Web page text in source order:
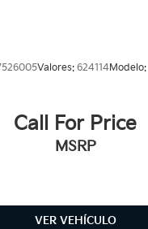
Valores: 624114Modelo:
Call For Price
MSRP
VER VEHÍCULO